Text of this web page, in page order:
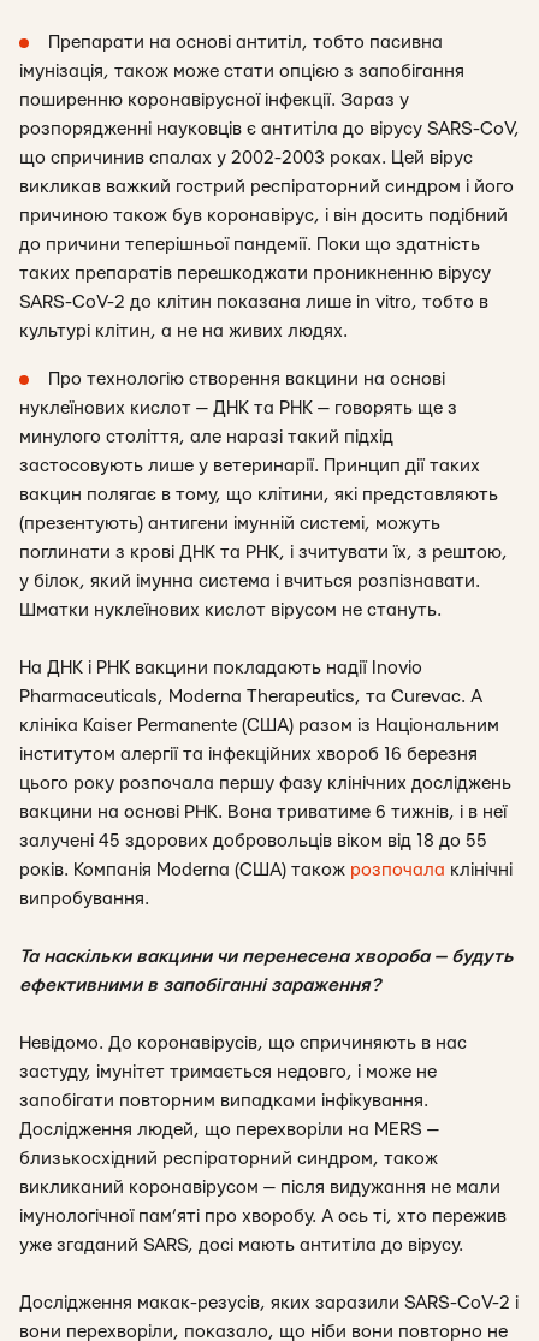
Препарати на основі антитіл, тобто пасивна
імунізація, також може стати опцією з запобігання
поширенню коронавірусної інфекції. Зараз у
розпорядженні науковців є антитіла до вірусу SARS-CoV,
що спричинив спалах у 2002-2003 роках. Цей вірус
викликав важкий гострий респіраторний синдром і його
причиною також був коронавірус, і він досить подібний
до причини теперішньої пандемії. Поки що здатність
таких препаратів перешкоджати проникненню вірусу
SARS-CoV-2 до клітин показана лише in vitro, тобто в
культурі клітин, а не на живих людях.
Про технологію створення вакцини на основі
нуклеїнових кислот — ДНК та РНК — говорять ще з
минулого століття, але наразі такий підхід
застосовують лише у ветеринарії. Принцип дії таких
вакцин полягає в тому, що клітини, які представляють
(презентують) антигени імунній системі, можуть
поглинати з крові ДНК та РНК, і зчитувати їх, з рештою,
у білок, який імунна система і вчиться розпізнавати.
Шматки нуклеїнових кислот вірусом не стануть.
На ДНК і РНК вакцини покладають надії Inovio
Pharmaceuticals, Moderna Therapeutics, та Curevac. А
клініка Kaiser Permanente (США) разом із Національним
інститутом алергії та інфекційних хвороб 16 березня
цього року розпочала першу фазу клінічних досліджень
вакцини на основі РНК. Вона триватиме 6 тижнів, і в неї
залучені 45 здорових добровольців віком від 18 до 55
років. Компанія Moderna (США) також розпочала клінічні
випробування.
Та наскільки вакцини чи перенесена хвороба — будуть
ефективними в запобіганні зараження?
Невідомо. До коронавірусів, що спричиняють в нас
застуду, імунітет тримається недовго, і може не
запобігати повторним випадками інфікування.
Дослідження людей, що перехворіли на MERS —
близькосхідний респіраторний синдром, також
викликаний коронавірусом — після видужання не мали
імунологічної пам’яті про хворобу. А ось ті, хто пережив
уже згаданий SARS, досі мають антитіла до вірусу.
Дослідження макак-резусів, яких заразили SARS-CoV-2 і
вони перехворіли, показало, що ніби вони повторно не